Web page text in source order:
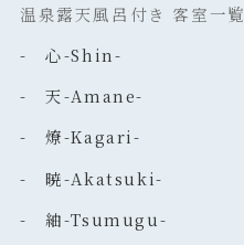
温泉露天風呂付き 客室一覧
- 心-Shin-
- 天-Amane-
- 燎-Kagari-
- 暁-Akatsuki-
- 紬-Tsumugu-